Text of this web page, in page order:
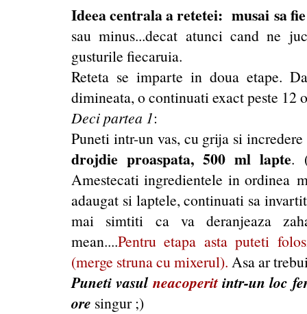
Ideea centrala a retetei: musai sa
sau minus...decat atunci cand ne
gusturile fiecaruia.
Reteta se imparte in doua etape.
dimineata, o continuati exact peste 12
Deci partea 1:
Puneti intr-un vas, cu grija si incredere
drojdie proaspata, 500 ml lapte.
Amestecati ingredientele in ordinea
adaugat si laptele, continuati sa
mai simtiti ca va deranjeaza
mean....Pentru etapa asta puteti
(merge struna cu mixerul). Asa ar
Puneti vasulneacoperitintr-un loc
ore singur ;)